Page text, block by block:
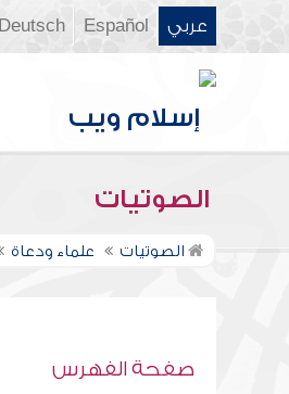
عربي Español
Deutsch
الصوتيات
الصوتيات علماء ودعاة
صفحة الفهرس